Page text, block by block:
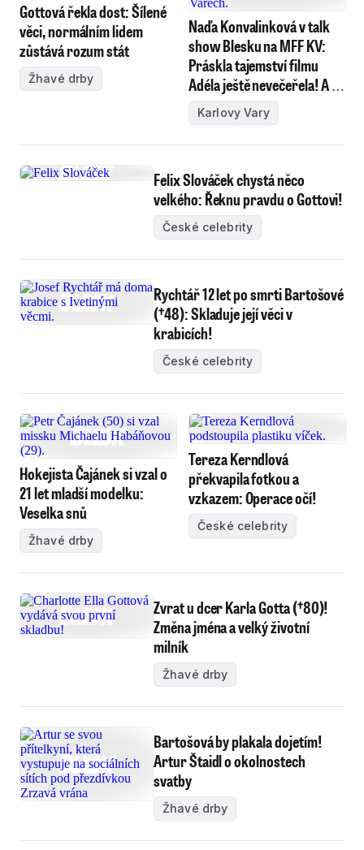
Gottová řekla dost: Šílené
věci, normálním lidem
zůstává rozum stát
Žhavé drby
Naďa Konvalinková v talk
show Blesku na MFF KV:
Práskla tajemství filmu
Adéla ještě nevečeřela! A o
drsných recesích Kaisera s
Lábusem!
Karlovy Vary
Felix Slováček chystá něco
velkého: Řeknu pravdu o Gottovi!
České celebrity
Rychtář 12 let po smrti Bartošové
(†48): Skladuje její věci v
krabicích!
České celebrity
Hokejista Čajánek si vzal o
21 let mladší modelku:
Veselka snů
Žhavé drby
Tereza Kerndlová
překvapila fotkou a
vzkazem: Operace očí!
České celebrity
Zvrat u dcer Karla Gotta (†80)!
Změna jména a velký životní
milník
Žhavé drby
Bartošová by plakala dojetím!
Artur Štaidl o okolnostech
svatby
Žhavé drby